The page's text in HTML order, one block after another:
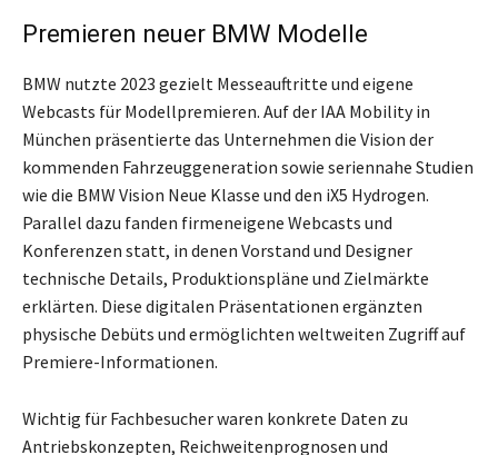
Premieren neuer BMW Modelle
BMW nutzte 2023 gezielt Messeauftritte und eigene
Webcasts für Modellpremieren. Auf der IAA Mobility in
München präsentierte das Unternehmen die Vision der
kommenden Fahrzeuggeneration sowie seriennahe Studien
wie die BMW Vision Neue Klasse und den iX5 Hydrogen.
Parallel dazu fanden firmeneigene Webcasts und
Konferenzen statt, in denen Vorstand und Designer
technische Details, Produktionspläne und Zielmärkte
erklärten. Diese digitalen Präsentationen ergänzten
physische Debüts und ermöglichten weltweiten Zugriff auf
Premiere-Informationen.
Wichtig für Fachbesucher waren konkrete Daten zu
Antriebskonzepten, Reichweitenprognosen und